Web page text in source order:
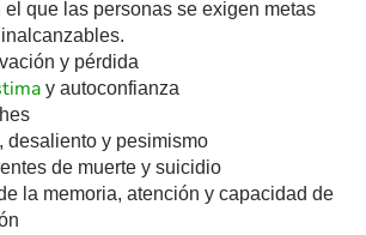
el que las personas se exigen metas
y pérdida
y autoconfianza
desaliento y pesimismo
de muerte y suicidio
la memoria, atención y capacidad de